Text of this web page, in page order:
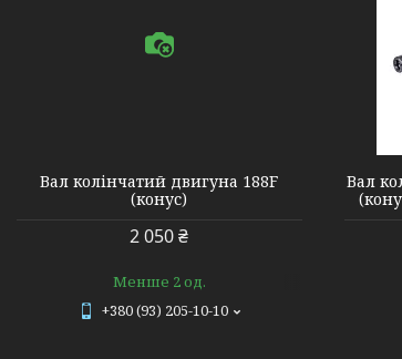
Вал колінчатий двигуна 188F
(конус)
2 050 ₴
Менше 2 од.
+380 (93) 205-10-10
Вал